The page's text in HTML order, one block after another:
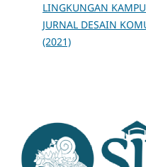
LINGKUNGAN
JURNAL DESAIN
(2021)